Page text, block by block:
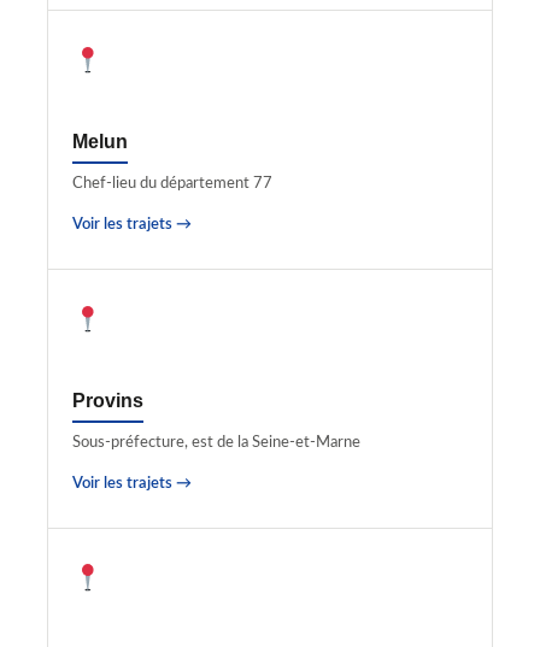
Melun
Chef-lieu du département 77
Voir les trajets →
Provins
Sous-préfecture, est de la Seine-et-Marne
Voir les trajets →